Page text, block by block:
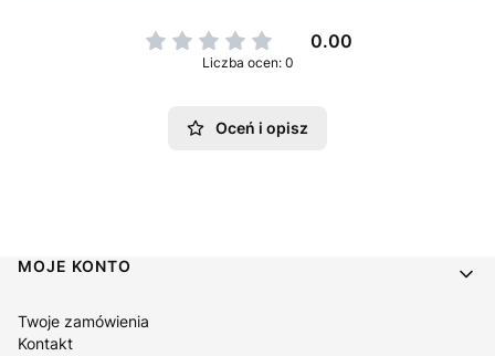
0.00
Liczba ocen: 0
Oceń i opisz
Linki w stopce
MOJE KONTO
Twoje zamówienia
Kontakt